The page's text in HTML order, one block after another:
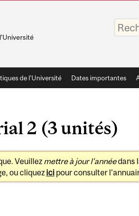
Saisissez
vos
mots-
de l'Université Dates importantes
2 (3 unités)
Veuillez mettre à jour l'annéedans
ou cliquez icipour consulter